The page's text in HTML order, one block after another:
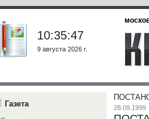
10:35:47
9 августа 2026 г.
28.09.1999
Газета